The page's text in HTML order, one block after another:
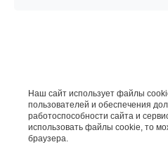
Наш сайт использует файлы
пользователей и обеспечения
работоспособности сайта и
использовать файлы cookie, то
браузера.